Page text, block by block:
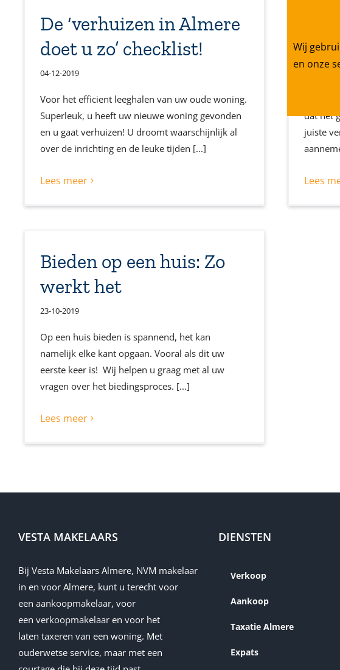
De ‘verhuizen in Almere
doet u zo’ checklist!
04-12-2019
Voor het efficient leeghalen van uw oude woning.
Superleuk, u heeft uw nieuwe woning gevonden
en u gaat verhuizen! U droomt waarschijnlijk al
over de inrichting en de leuke tijden [...]
Lees meer
dat het
juiste
Lees
Bieden op een huis: Zo
werkt het
23-10-2019
Op een huis bieden is spannend, het kan
namelijk elke kant opgaan. Vooral als dit uw
eerste keer is! Wij helpen u graag met al uw
vragen over het biedingsproces. [...]
Lees meer
VESTA MAKELAARS
Bij Vesta Makelaars Almere, NVM makelaar
in en voor Almere, kunt u terecht voor
een aankoopmakelaar, voor
een verkoopmakelaar en voor het
laten taxeren van een woning. Met
ouderwetse service, maar met een
DIENSTEN
Verkoop
Aankoop
Taxatie Almere
Expats
Wij
en onze